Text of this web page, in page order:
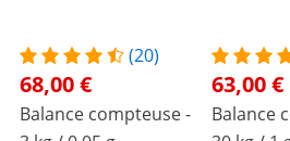
(20)
68,00 €
Balance compteuse -
63,00 €
Balance